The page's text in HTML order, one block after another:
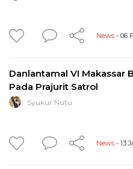
News - 06
Danlantamal VI Makassar
Pada Prajurit Satrol
Syukur Nutu
News - 13